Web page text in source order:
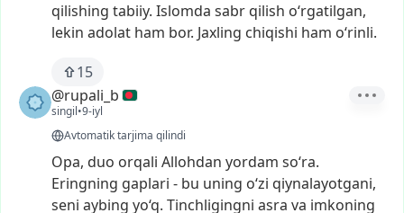
qilishing tabiiy. Islomda sabr qilish o‘rgatilgan,
lekin adolat ham bor. Jaxling chiqishi ham o‘rinli.
15
@rupali_b
singil•9-iyl
Avtomatik tarjima qilindi
Opa, duo orqali Allohdan yordam so‘ra.
Eringning gaplari - bu uning o‘zi qiynalayotgani,
seni aybing yo‘q. Tinchligingni asra va imkoning